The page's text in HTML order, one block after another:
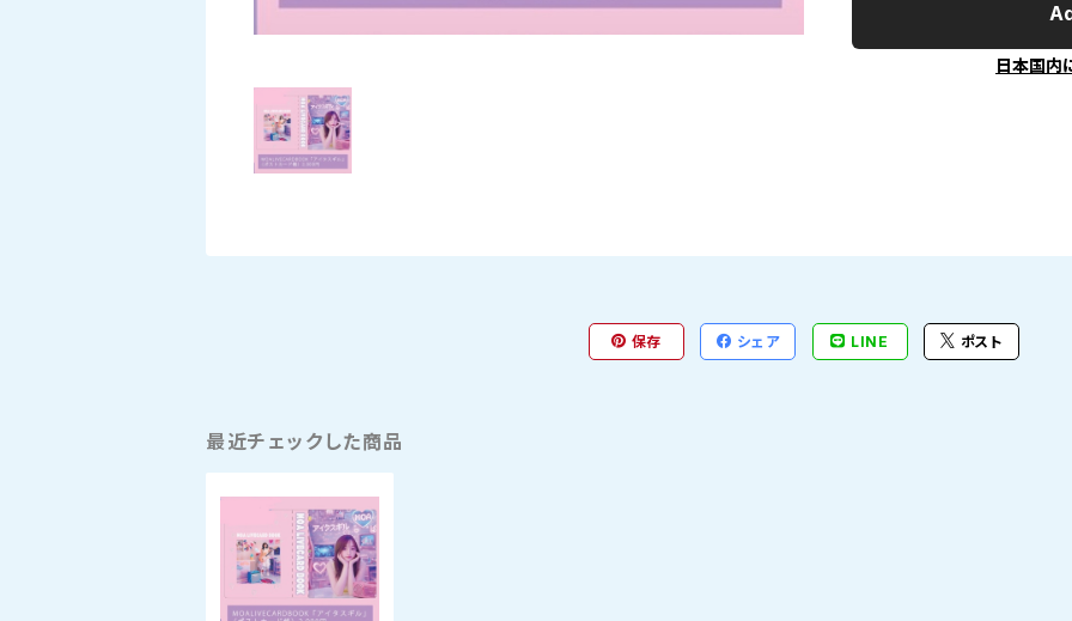
日本国内
保存 シェア LINE ポスト
最近チェックした商品